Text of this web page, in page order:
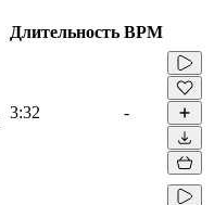
Длительность BPM
3:32 -